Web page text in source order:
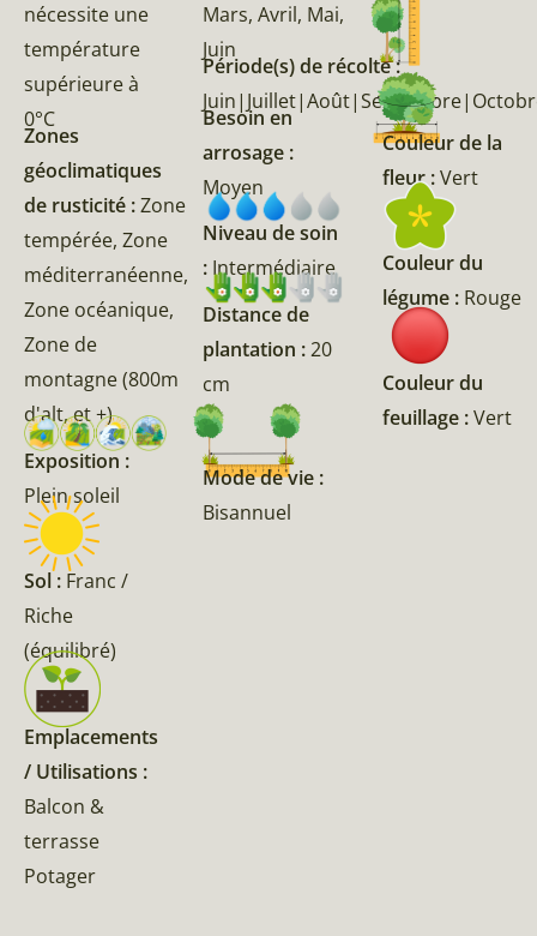
nécessite une
température
supérieure à
0°C
Zones
géoclimatiques
de rusticité :Zone
tempérée, Zone
méditerranéenne,
Zone océanique,
Zone de
montagne (800m
d'alt, et +)
Exposition :
Plein soleil
Sol : Franc /
Riche
(équilibré)
Emplacements
/ Utilisations :
Balcon &
terrasse
Potager
Mars, Avril, Mai,
Juin
Période(s) de récolte :
Besoin en
arrosage :
Moyen
Niveau de soin
: Intermédiaire
Distance de
plantation :20
cm
Mode de vie :
Bisannuel
Couleur de la
fleur :Vert
Couleur du
légume : Rouge
Couleur du
feuillage :Vert